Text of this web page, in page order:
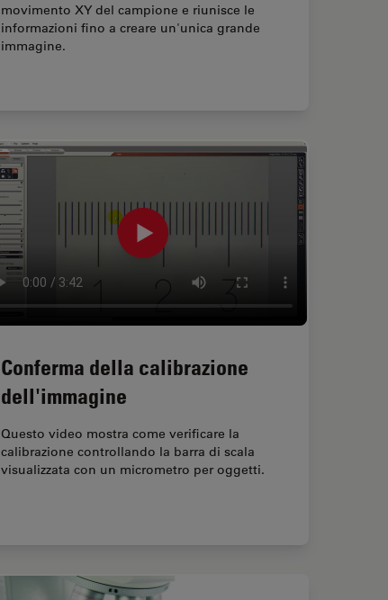
movimento XY del campione e riunisce le
informazioni fino a creare un'unica grande
immagine.
Conferma della calibrazione
dell'immagine
Questo video mostra come verificare la
calibrazione controllando la barra di scala
visualizzata con un micrometro per oggetti.